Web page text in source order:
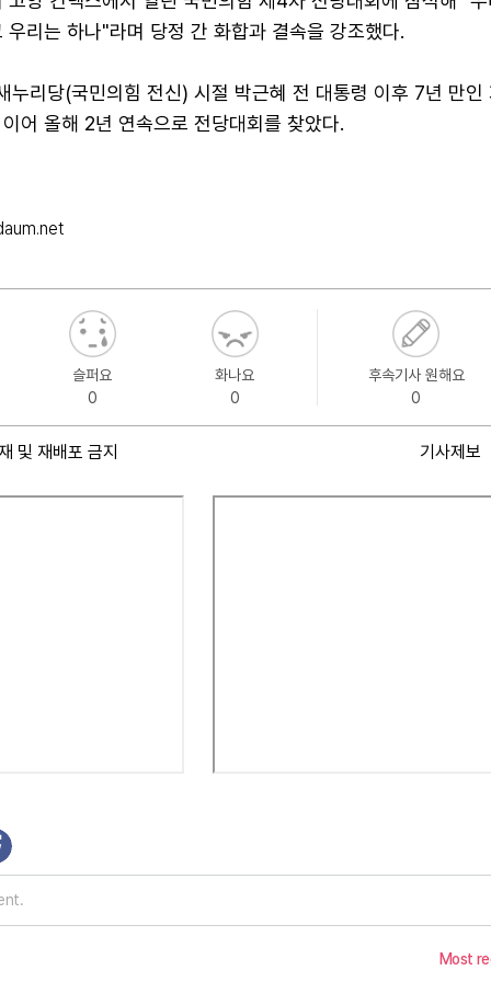
우리는 하나"라며 당정 간 화합과 결속을 강조했다.
누리당(국민의힘 전신) 시절 박근혜 전 대통령 이후 7년 만인
어 올해 2년 연속으로 전당대회를 찾았다.
슬퍼요
0
화나요
0
후속기사 원해요
0
및 재배포 금지 기사제보